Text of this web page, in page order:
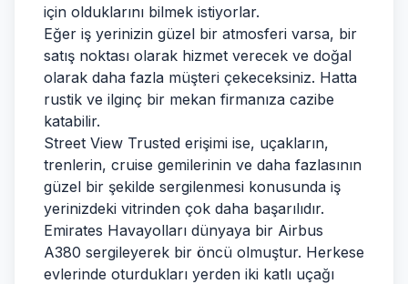
için olduklarını bilmek istiyorlar.
Eğer iş yerinizin güzel bir atmosferi varsa, bir
satış noktası olarak hizmet verecek ve doğal
olarak daha fazla müşteri çekeceksiniz. Hatta
rustik ve ilginç bir mekan firmanıza cazibe
katabilir.
Street View Trusted erişimi ise, uçakların,
trenlerin, cruise gemilerinin ve daha fazlasının
güzel bir şekilde sergilenmesi konusunda iş
yerinizdeki vitrinden çok daha başarılıdır.
Emirates Havayolları dünyaya bir Airbus
A380 sergileyerek bir öncü olmuştur. Herkese
evlerinde oturdukları yerden iki katlı uçağı